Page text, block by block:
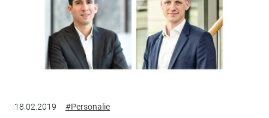
18.02.2019 #Personalie